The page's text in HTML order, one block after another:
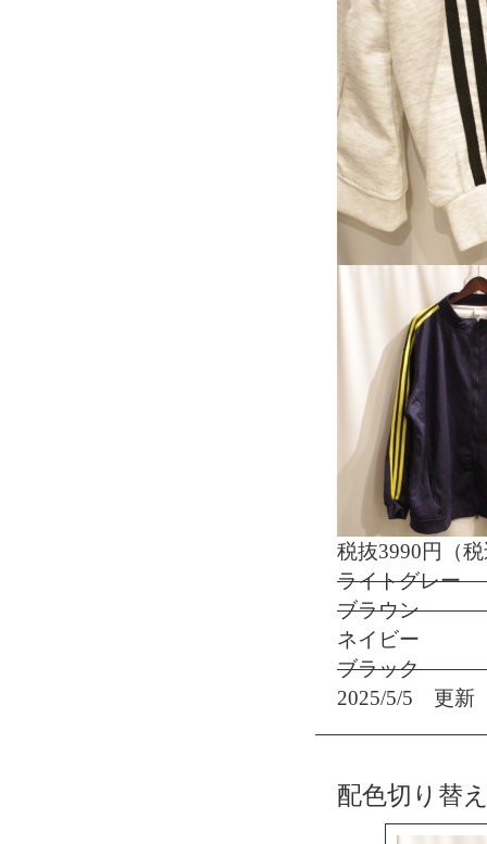
税抜3990円（
ライトグレー
ブラウン
ネイビー
ブラック
2025/5/5 更新
配色切り替